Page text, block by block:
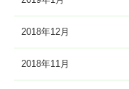
2018年12月
2018年11月